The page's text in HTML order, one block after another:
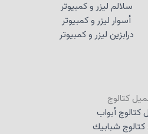
سلالم ليزر و كمبيوتر
أسوار ليزر و كمبيوتر
درابزين ليزر و كمبيوتر
كتالوج
كتالوج أبواب
شبابيك